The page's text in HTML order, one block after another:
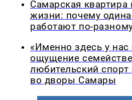
Самарская квартира
жизни: почему
работают по-
«Именно здесь у нас
ощущение
любительский спорт
во дворы Самары